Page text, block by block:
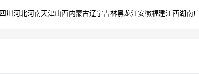
四川 河北河南天津山西内蒙古辽宁吉林黑龙江安徽福建江西湖南